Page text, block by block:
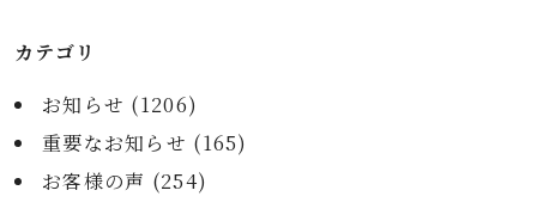
カテゴリ
お知らせ (1206)
重要なお知らせ (165)
お客様の声 (254)